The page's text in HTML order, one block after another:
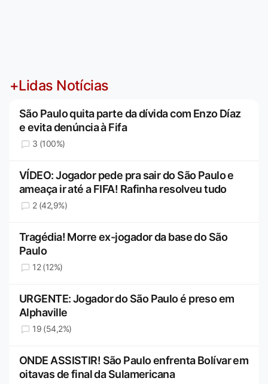
+Lidas Notícias
São Paulo quita parte da dívida com Enzo Díaz
e evita denúncia à Fifa
3 (100%)
VÍDEO: Jogador pede pra sair do São Paulo e
ameaça ir até a FIFA! Rafinha resolveu tudo
2 (42,9%)
Tragédia! Morre ex-jogador da base do São
Paulo
12 (12%)
URGENTE: Jogador do São Paulo é preso em
Alphaville
19 (54,2%)
ONDE ASSISTIR! São Paulo enfrenta Bolívar em
oitavas de final da Sulamericana